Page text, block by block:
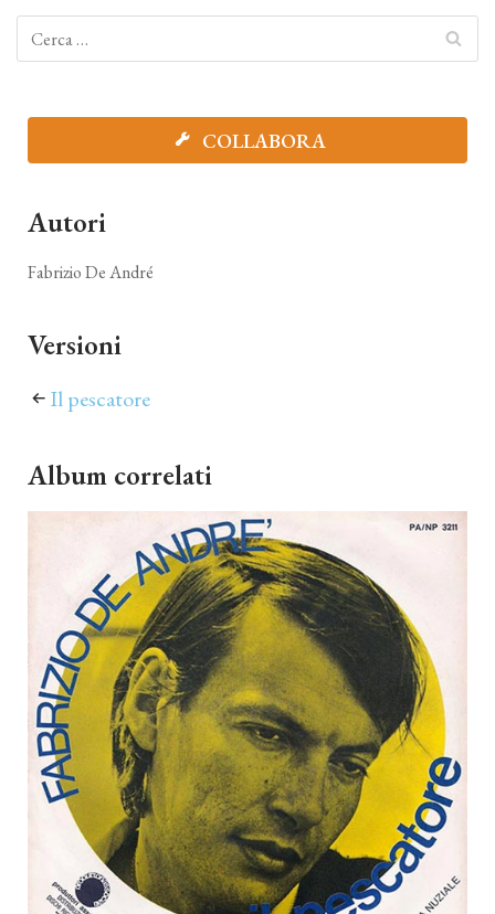
COLLABORA
Autori
Fabrizio De André
Versioni
Il pescatore
Album correlati